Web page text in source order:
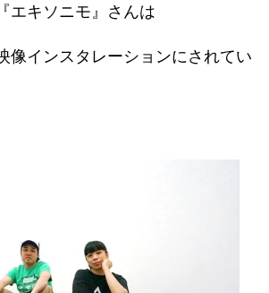
エキソニモ』さんは
像インスタレーションにされてい